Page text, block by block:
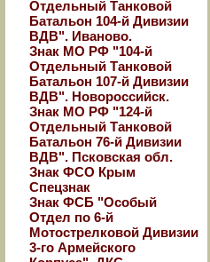
Отдельный Танковой
Батальон 104-й Дивизии
ВДВ". Иваново.
Знак МО РФ "104-й
Отдельный Танковой
Батальон 107-й Дивизии
ВДВ". Новороссийск.
Знак МО РФ "124-й
Отдельный Танковой
Батальон 76-й Дивизии
ВДВ". Псковская обл.
Знак ФСО Крым
Спецзнак
Знак ФСБ "Особый
Отдел по 6-й
Мотострелковой Дивизии
3-го Армейского